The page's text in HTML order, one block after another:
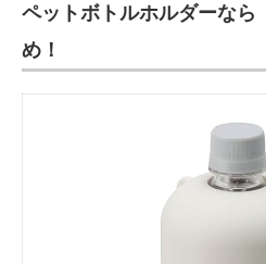
ペットボトルホルダーなら
め！